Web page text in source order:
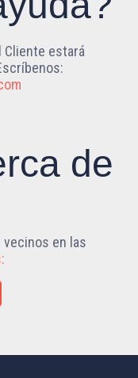
Cliente estará
de
vecinos en las